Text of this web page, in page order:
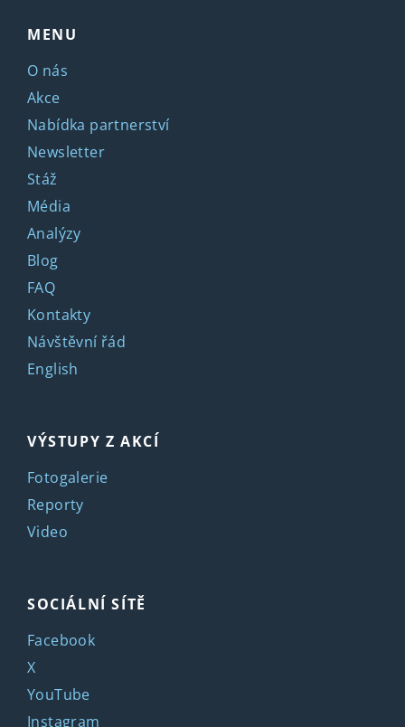
MENU
O nás
Akce
Nabídka partnerství
Newsletter
Stáž
Média
Analýzy
Blog
FAQ
Kontakty
Návštěvní řád
English
VÝSTUPY Z AKCÍ
Fotogalerie
Reporty
Video
SOCIÁLNÍ SÍTĚ
Facebook
X
YouTube
Instagram